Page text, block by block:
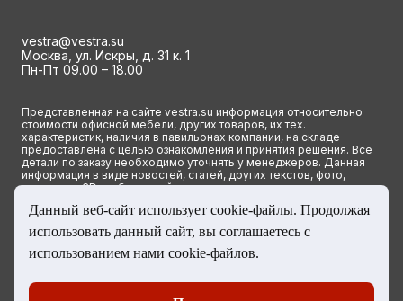
vestra@vestra.su
Москва, ул. Искры, д. 31 к. 1
Пн-Пт 09.00 – 18.00
Представленная на сайте vestra.su информация относительно
стоимости офисной мебели, других товаров, их тех.
характеристик, наличия в павильонах компании, на складе
предоставлена с целью ознакомления и принятия решения. Все
детали по заказу необходимо уточнять у менеджеров. Данная
информация в виде новостей, статей, других текстов, фото,
картинок и 3D изображений ни при каких условиях не является
положениями ст. 437(2) Гражданского кодекса РФ.
© 2023 Группа компаний ВЕСТРА. Все права сайта защищены
Данный веб-сайт использует cookie-файлы. Продолжая
использовать данный сайт, вы соглашаетесь с
использованием нами cookie-файлов.